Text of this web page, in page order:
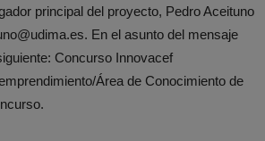
principal del proyecto, Pedro Aceituno
En el asunto del mensaje
Concurso Innovacef
Área de Conocimiento de